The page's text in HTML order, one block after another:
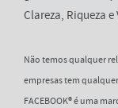
Clareza, Riqueza
Não temos qualquer
empresas tem
FACEBOOK® é uma